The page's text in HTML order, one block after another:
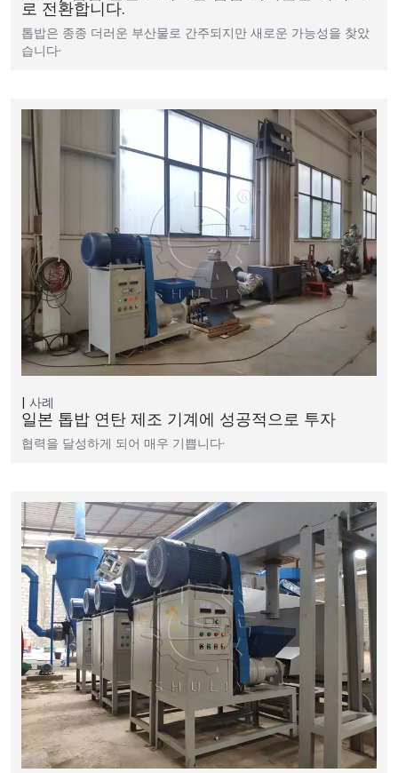
로 전환합니다.
톱밥은 종종 더러운 부산물로 간주되지만 새로운 가능성을 찾았
습니다·
사례
일본 톱밥 연탄 제조 기계에 성공적으로 투자
협력을 달성하게 되어 매우 기쁩니다·